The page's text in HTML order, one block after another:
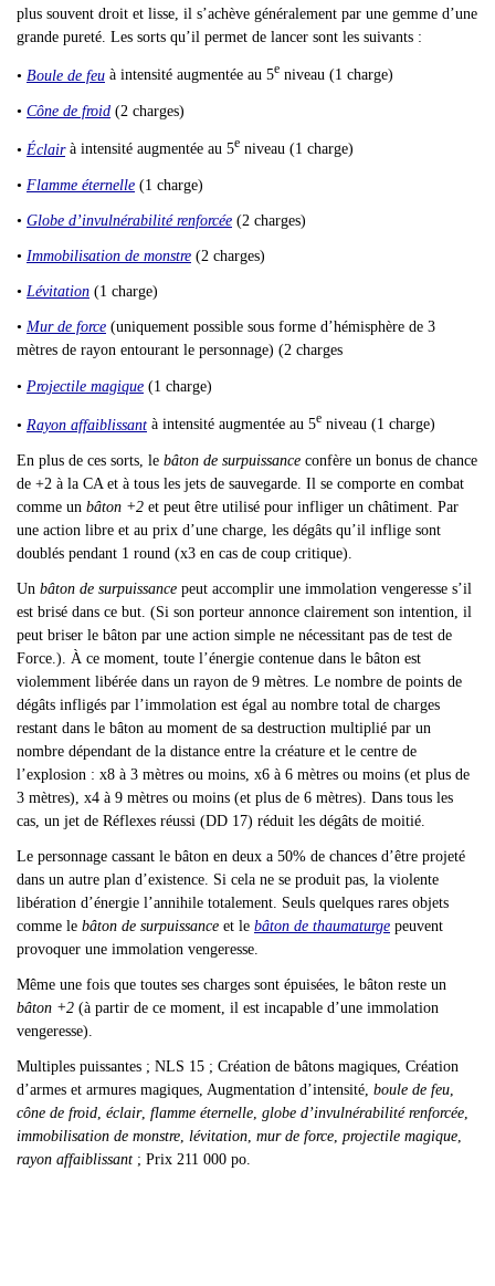
plus souvent droit et lisse, il s’achève généralement par une gemme d’une
grande pureté. Les sorts qu’il permet de lancer sont les suivants :
• Boule de feu à intensité augmentée au 5e niveau (1 charge)
• Cône de froid (2 charges)
• Éclairà intensité augmentée au 5e niveau (1 charge)
• Flamme éternelle (1 charge)
• Globe d’invulnérabilité renforcée (2 charges)
• Immobilisation de monstre (2 charges)
• Lévitation (1 charge)
• Mur de force (uniquement possible sous forme d’hémisphère de 3
mètres de rayon entourant le personnage) (2 charges
• Projectile magique (1 charge)
• Rayon affaiblissant à intensité augmentée au 5e niveau (1 charge)
En plus de ces sorts, le bâton de surpuissance confère un bonus de chance
de +2 à la CA et à tous les jets de sauvegarde. Il se comporte en combat
comme un bâton +2 et peut être utilisé pour infliger un châtiment. Par
une action libre et au prix d’une charge, les dégâts qu’il inflige sont
doublés pendant 1 round (x3 en cas de coup critique).
Un bâton de surpuissance peut accomplir une immolation vengeresse s’il
est brisé dans ce but. (Si son porteur annonce clairement son intention, il
peut briser le bâton par une action simple ne nécessitant pas de test de
Force.). À ce moment, toute l’énergie contenue dans le bâton est
violemment libérée dans un rayon de 9 mètres. Le nombre de points de
dégâts infligés par l’immolation est égal au nombre total de charges
restant dans le bâton au moment de sa destruction multiplié par un
nombre dépendant de la distance entre la créature et le centre de
l’explosion : x8 à 3 mètres ou moins, x6 à 6 mètres ou moins (et plus de
3 mètres), x4 à 9 mètres ou moins (et plus de 6 mètres). Dans tous les
cas, un jet de Réflexes réussi (DD 17) réduit les dégâts de moitié.
Le personnage cassant le bâton en deux a 50% de chances d ’être projeté
dans un autre plan d’existence. Si cela ne se produit pas, la violente
libération d’énergie l’annihile totalement. Seuls quelques rares objets
comme le bâton de surpuissance et le bâton de thaumaturge peuvent
provoquer une immolation vengeresse.
Même une fois que toutes ses charges sont épuisées, le bâton reste un
bâton +2 (à partir de ce moment, il est incapable d’une immolation
vengeresse).
Multiples puissantes ; NLS 15 ; Création de bâtons magiques, Création
d’armes et armures magiques, Augmentation d’intensité, boule de feu,
cône de froid, éclair, flamme éternelle, globe d’invulnérabilité renforcée,
immobilisation de monstre, lévitation, mur de force, projectile magique,
rayon affaiblissant ; Prix 211 000 po.